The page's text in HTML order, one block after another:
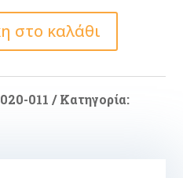
στο καλάθι
011
Κατηγορία: